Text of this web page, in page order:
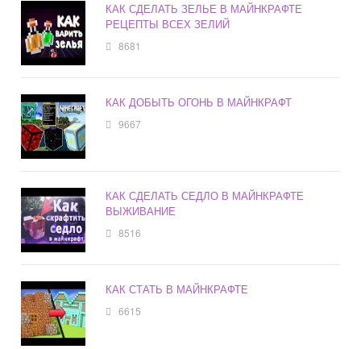
КАК СДЕЛАТЬ ЗЕЛЬЕ В МАЙНКРАФТЕ
РЕЦЕПТЫ ВСЕХ ЗЕЛИЙ
8681
КАК ДОБЫТЬ ОГОНЬ В МАЙНКРАФТ
9667
КАК СДЕЛАТЬ СЕДЛО В МАЙНКРАФТЕ
ВЫЖИВАНИЕ
8516
КАК СТАТЬ В МАЙНКРАФТЕ
6615